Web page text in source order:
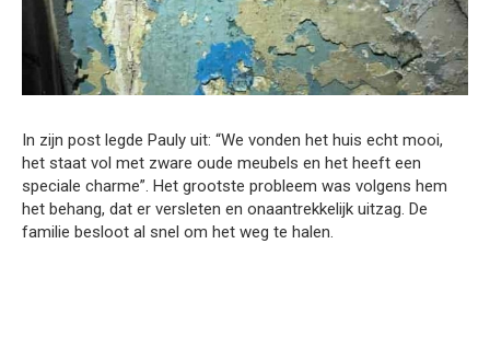
In zijn post legde Pauly uit: “We vonden het huis echt mooi,
het staat vol met zware oude meubels en het heeft een
speciale charme”. Het grootste probleem was volgens hem
het behang, dat er versleten en onaantrekkelijk uitzag. De
familie besloot al snel om het weg te halen.